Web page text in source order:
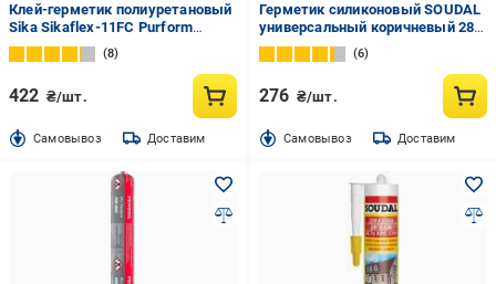
Клей-герметик полиуретановый
Sika Sikaflex-11FC Purform
белый 310 мл
8
422 ₴/шт.
Cамовывоз Доставим
Герметик силиконовый SOUDAL
универсальный коричневый 280
мл
6
276 ₴/шт.
Cамовывоз Доставим